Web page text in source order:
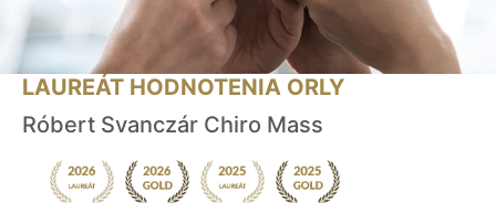
LAUREÁT HODNOTENIA ORLY
Róbert Svanczár Chiro Mass